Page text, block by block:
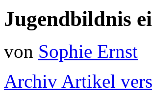
Jugendbildnis
von Sophie Ernst
Archiv Artikel